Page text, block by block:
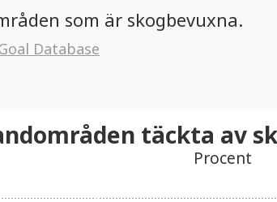
som är skogbevuxna.
Database
täckta av
Procent